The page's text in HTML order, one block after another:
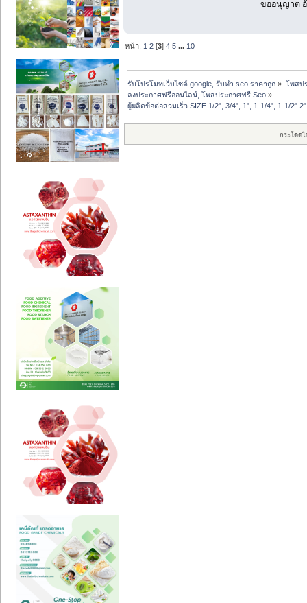
ขออนุญาต
หน้า: 1 2 [3]4 5 ... 10
รับโปรโมทเว็บไซต์ google, รับทำ seo ราคาถูก » โพสป
ลงประกาศฟรีออนไลน์, โพสประกาศฟรี Seo »
ผู้ผลิตข้อต่อสวมเร็ว SIZE 1/2", 3/4", 1", 1-1/4", 1-1/2"
กระโดด